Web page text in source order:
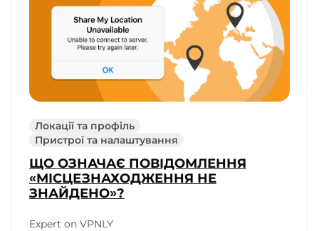
Локації та профіль
Пристрої та налаштування
ЩО ОЗНАЧАЄ ПОВІДОМЛЕННЯ
«МІСЦЕЗНАХОДЖЕННЯ НЕ
ЗНАЙДЕНО»?
Expert on VPNLY